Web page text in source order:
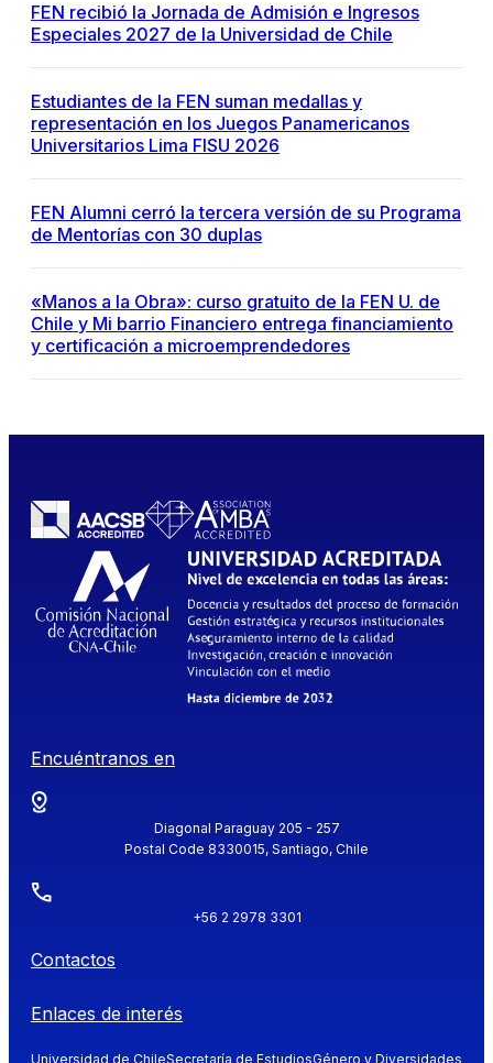
FEN recibió la Jornada de Admisión e Ingresos
Especiales 2027 de la Universidad de Chile
Estudiantes de la FEN suman medallas y
representación en los Juegos Panamericanos
Universitarios Lima FISU 2026
FEN Alumni cerró la tercera versión de su Programa
de Mentorías con 30 duplas
«Manos a la Obra»: curso gratuito de la FEN U. de
Chile y Mi barrio Financiero entrega financiamiento
y certificación a microemprendedores
Encuéntranos en
Diagonal Paraguay 205 - 257
Postal Code 8330015, Santiago, Chile
+56 2 2978 3301
Contactos
Enlaces de interés
Universidad de ChileSecretaría de EstudiosGénero y Diversidades